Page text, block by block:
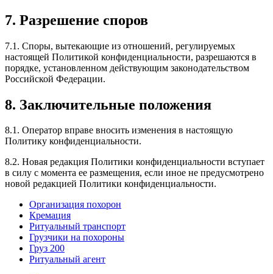
7. Разрешение споров
7.1. Споры, вытекающие из отношений, регулируемых
настоящей Политикой конфиденциальности, разрешаются в
порядке, установленном действующим законодательством
Российской Федерации.
8. Заключительные положения
8.1. Оператор вправе вносить изменения в настоящую
Политику конфиденциальности.
8.2. Новая редакция Политики конфиденциальности вступает
в силу с момента ее размещения, если иное не предусмотрено
новой редакцией Политики конфиденциальности.
Организация похорон
Кремация
Ритуальный транспорт
Грузчики на похороны
Груз 200
Ритуальный агент